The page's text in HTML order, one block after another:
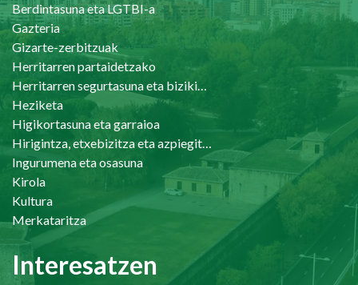
Berdintasuna eta LGTBI-a
Gazteria
Gizarte-zerbitzuak
Herritarren partaidetzako
Herritarren segurtasuna eta bizikidetasuna
Heziketa
Higikortasuna eta garraioa
Hirigintza, etxebizitza eta azpiegiturak
Ingurumena eta osasuna
Kirola
Kultura
Merkataritza
Interesatzen